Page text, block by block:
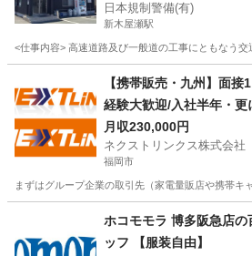
日本規制警備(有)
新木屋瀬駅
<仕事内容> 高速道路及び一般道の工事にともなう
新木屋瀬駅 その他
【携帯販売・九州】面
経験大歓迎/入社半年・
給確約/インセンティブで
個人ではなくチームプレ
ャリアパス
月収230,000円
ネクストリンクス株式会社
福岡市
まずはグループ企業の取引先（家電量販店や携帯
未経験
ホコモモラ 博多阪急店の
ッフ 【服装自由】